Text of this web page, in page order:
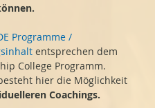
Programme /
entsprechen dem
College Programm.
hier die Möglichkeit
Coachings.